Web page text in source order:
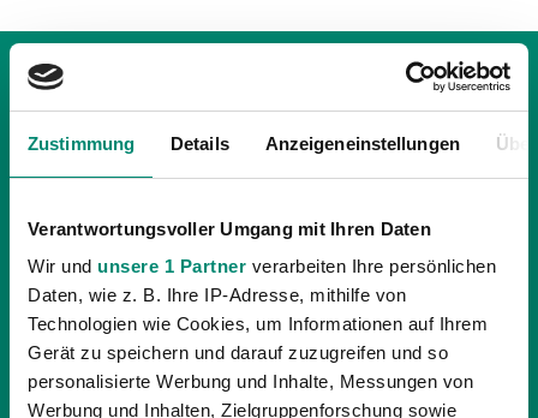
Zustimmung Details Anzeigeneinstellungen
Verantwortungsvoller Umgang mit Ihren Daten
Wir und unsere 1 Partner verarbeiten Ihre persönlichen
Daten, wie z. B. Ihre IP-Adresse, mithilfe von
Technologien wie Cookies, um Informationen auf Ihrem
Gerät zu speichern und darauf zuzugreifen und so
personalisierte Werbung und Inhalte, Messungen von
Werbung und Inhalten, Zielgruppenforschung sowie
20.05.2014| UNKATEGORISIERT